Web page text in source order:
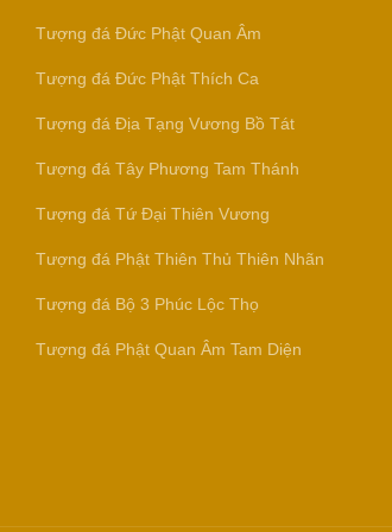
Tượng đá Đức Phật Quan Âm
Tượng đá Đức Phật Thích Ca
Tượng đá Địa Tạng Vương Bồ Tát
Tượng đá Tây Phương Tam Thánh
Tượng đá Tứ Đại Thiên Vương
Tượng đá Phật Thiên Thủ Thiên Nhãn
Tượng đá Bộ 3 Phúc Lộc Thọ
Tượng đá Phật Quan Âm Tam Diện